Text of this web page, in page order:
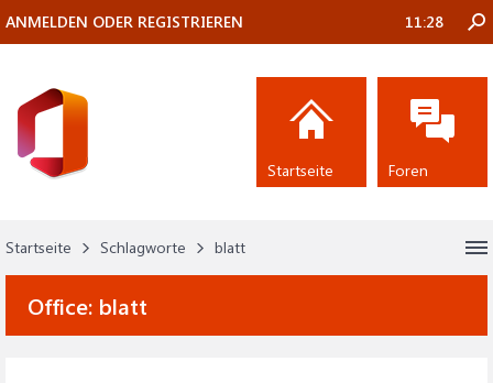
Startseite Schlagworte blatt
Office: blatt
ANMELDEN ODER REGISTRIEREN 11:28
Startseite Foren